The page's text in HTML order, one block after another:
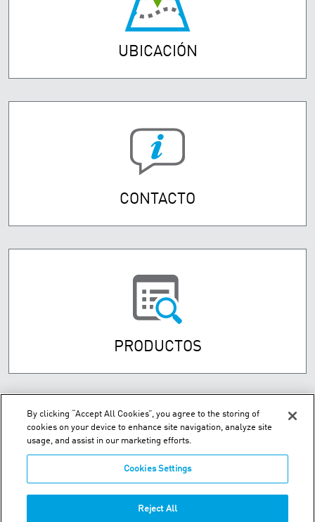
UBICACIÓN
CONTACTO
PRODUCTOS
Street Numancia 185-187, Entresuelo 08034 Barcelona Spain
By clicking “Accept All Cookies”, you agree to the storing of
cookies on your device to enhance site navigation, analyze site
usage, and assist in our marketing efforts.
Cookies Settings
Reject All